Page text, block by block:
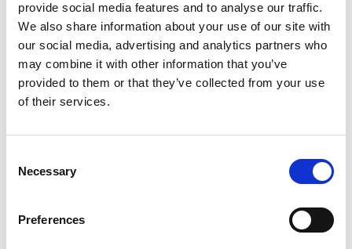
provide social media features and to analyse our traffic.
We also share information about your use of our site with
our social media, advertising and analytics partners who
may combine it with other information that you’ve
provided to them or that they’ve collected from your use
of their services.
Selection
Necessary
Preferences
Resurse umane: Gestionează în mod
eficient forța de muncă, reducând costurile
asociate angajărilor, formării și salarizării
Planificarea resurselor
forță de muncă, sunt utilizate în mod
cunoștință de cauză și gestionează